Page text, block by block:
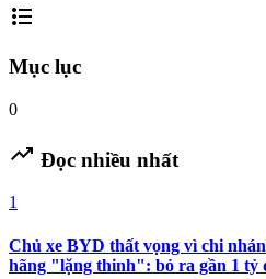
format_list_bulleted
Mục lục
0
trending_up Đọc nhiều nhất
1
Chủ xe BYD thất vọng vì chi
hãng "lặng thinh": bỏ ra gần 1 tỷ